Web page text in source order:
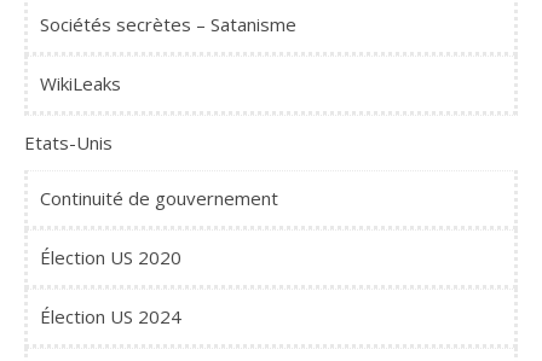
Sociétés secrètes – Satanisme
WikiLeaks
Etats-Unis
Continuité de gouvernement
Élection US 2020
Élection US 2024